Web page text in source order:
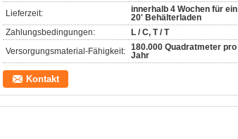
Lieferzeit:
innerhalb 4 Wochen für ein
20' Behälterladen
Zahlungsbedingungen:
L / C, T / T
Versorgungsmaterial-Fähigkeit: 180.000 Quadratmeter pro
Jahr
Kontakt